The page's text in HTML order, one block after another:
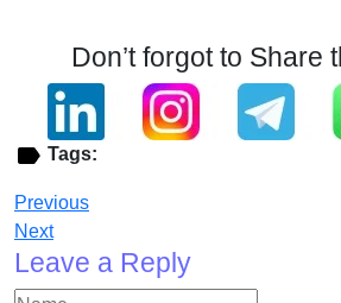
Don’t forgot to Share
Tags:
Previous
Next
Leave a Reply